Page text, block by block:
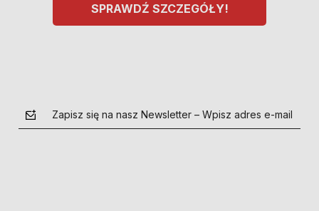
SPRAWDŹ SZCZEGÓŁY!
Zapisz się na nasz Newsletter – Wpisz adres e-mail